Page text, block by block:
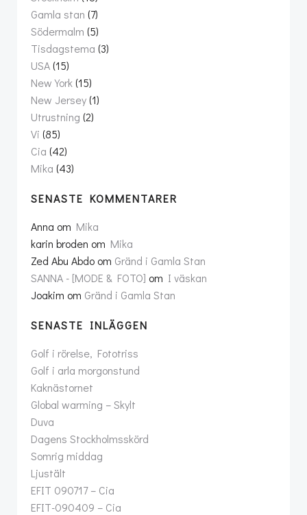
Gamla stan (7)
Södermalm (5)
Tisdagstema (3)
USA(15)
New York(15)
New Jersey(1)
Utrustning (2)
Vi (85)
Cia (42)
Mika (43)
SENASTE KOMMENTARER
Anna om Mika
karin broden om Mika
Zed Abu Abdo om Gränd i Gamla Stan
SANNA - [MODE & FOTO] om I väskan
Joakim om Gränd i Gamla Stan
SENASTE INLÄGGEN
Golf i rörelse, Fototriss
Golf i arla morgonstund
Kaknästornet
Global warming – Skylt
Duva
Dagens Stockholmsskörd
Somrig middag
Ljustält
EFIT 090717 – Cia
EFIT-090409 – Cia